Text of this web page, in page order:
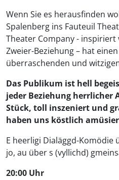
Wenn Sie es herausfinden
Spalenberg ins Fauteuil
Theater Company - inspiriert
Zweier-Beziehung – hat
überraschenden und
Das Publikum ist hell
jeder Beziehung herrlicher
Stück, toll inszeniert und
haben uns köstlich
E heerligi Dialäggd-Komödie
jo, au über s (vyllichd)
20:00 Uhr